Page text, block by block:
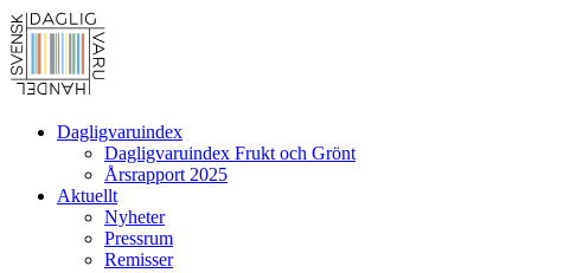
Dagligvaruindex
Dagligvaruindex Frukt och Grönt
Årsrapport 2025
Aktuellt
Nyheter
Pressrum
Remisser